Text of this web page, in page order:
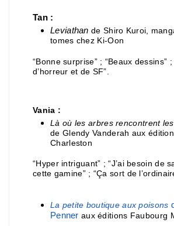
Tan :
Leviathan de Shiro Kuroi,
tomes chez Ki-Oon
“Bonne surprise” ; “Beaux dessins”
d’horreur et de SF”.
Vania :
Là où les arbres rencontrent
de Glendy Vanderah aux
Charleston
“Hyper intriguant” ; “J’ai besoin de
cette gamine” ; “Ça sort de
La petite boutique aux poisons
Penner aux éditions Faubourg